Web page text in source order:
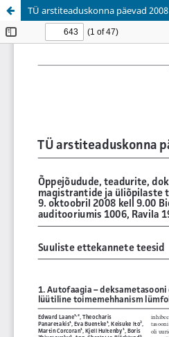
TÜ arstiteaduskonna päevad 2008